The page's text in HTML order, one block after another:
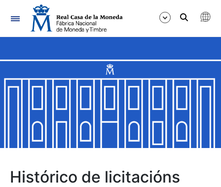
Navegación
Mostrar/Ocultar
Mostrar/Ocultar
Mostrar/Ocultar
Histórico de licitacións